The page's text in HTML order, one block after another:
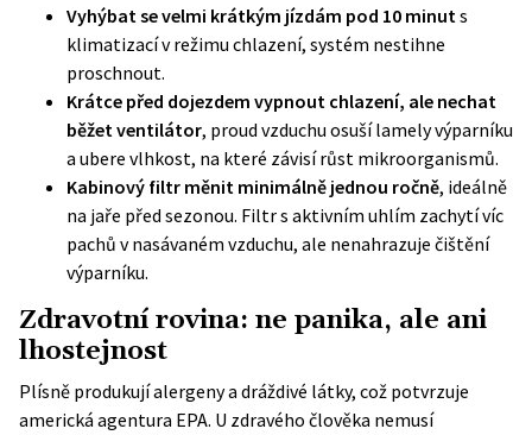
Vyhýbat se velmi krátkým jízdám pod 10 minuts
klimatizací v režimu chlazení, systém nestihne
proschnout.
Krátce před dojezdem vypnout chlazení, ale nechat
běžet ventilátor, proud vzduchu osuší lamely výparníku
a ubere vlhkost, na které závisí růst mikroorganismů.
Kabinový filtr měnit minimálně jednou ročně, ideálně
na jaře před sezonou. Filtr s aktivním uhlím zachytí víc
pachů v nasávaném vzduchu, ale nenahrazuje čištění
výparníku.
Zdravotní rovina: ne panika, ale ani
lhostejnost
Plísně produkují alergeny a dráždivé látky, což potvrzuje
americká agentura EPA. U zdravého člověka nemusí